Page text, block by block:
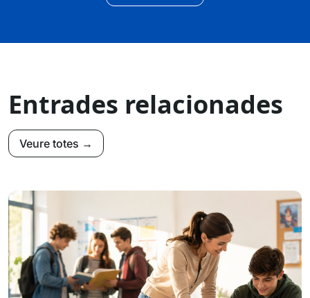
Entrades relacionades
Veure totes →